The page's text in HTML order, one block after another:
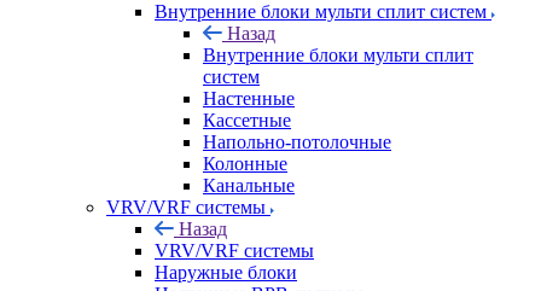
Внутренние блоки мульти сплит систем
Назад
Внутренние блоки мульти сплит
систем
Настенные
Кассетные
Напольно-потолочные
Колонные
Канальные
VRV/VRF системы
Назад
VRV/VRF системы
Наружные блоки